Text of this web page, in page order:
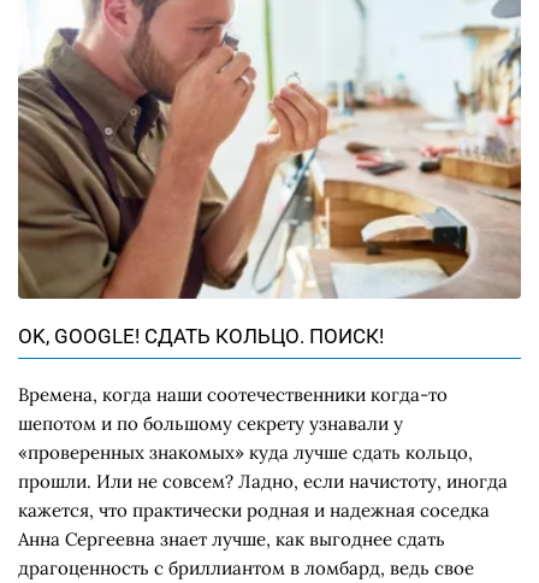
ОK, GOOGLE! CДАТЬ КОЛЬЦО. ПОИСК!
Времена, когда наши соотечественники когда-то
шепотом и по большому секрету узнавали у
«проверенных знакомых» куда лучше сдать кольцо,
прошли. Или не совсем? Ладно, если начистоту, иногда
кажется, что практически родная и надежная соседка
Анна Сергеевна знает лучше, как выгоднее сдать
драгоценность с бриллиантом в ломбард, ведь свое